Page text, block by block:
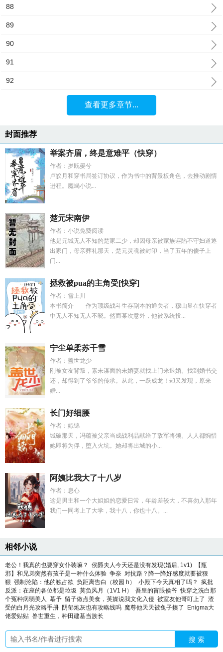
88
89
90
91
92
查看更多章节...
封面推荐
举案齐眉，终是意难平（快穿）
作者：岁既晏兮
卢皎月和穿书局签订协议，作为书中的背景板角色，去推动剧情
进程。魔蝎小说...
楚元宋南伊
作者：小说免费阅读
他是元城无人不知的楚家二少，却因母亲被家族诬陷不守妇道逐
出家门，母亲葬礼那天，楚元灵魂被封印，当了五年的傻子上
门...
拯救被pua的主角受[快穿]
作者：雪上川
本书简介 作为顶级战斗生存副本的通关者，穆山显在快穿者
中无人不知无人不晓。然而某次意外，他被系统投...
宁尘单柔苏千雪
作者：盖世龙少
刚被女友背叛，素未谋面的未婚妻就找上门来退婚。找到婚书交
还，却得到了爷爷的传承。从此，一跃成龙！却又发现，原来
婚...
长门好细腰
作者：姒锦
城破那天，冯蕴被父亲当成战利品献给了敌军将领。人人都惋惜
她即将为俘，堕入火坑。她却将出城的小...
阿姨比我大了十八岁
作者：息心
这是男主和一个大姐姐的恋爱日常，年龄差较大，不喜勿入那年
我们一同考上了大学，我十八，你也十八。...
相邻小说
老公！我真的也要穿女仆装嘛？ 侯爵夫人今天还是没有发现(婚后, 1v1)
【瓶
邪】和兄弟突然有孩子是一种什么体验 争奈 对抗路？降一降好感度就要被狠
狠 强制沦陷：他的独占欲 负距离告白（校园 h） 小殿下今天真相了吗？
疯批
反派：在座的各位都是垃圾 莫负风月（1V1 H） 吾皇的盲眼侯爷 快穿之洗白那
个冤种病弱美人 慕予 留子做点美食，英媒说我文化入侵 被室友他哥盯上了 渣
受的白月光攻略手册 阴郁炮灰也有攻略线吗 魔尊他天天被兔子揍了
Enigma大
佬爱贴贴 兽世重生，种田建基当族长
搜 索